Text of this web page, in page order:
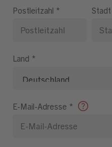
Postleitzahl * Stadt
Land *
E-Mail-Adresse *